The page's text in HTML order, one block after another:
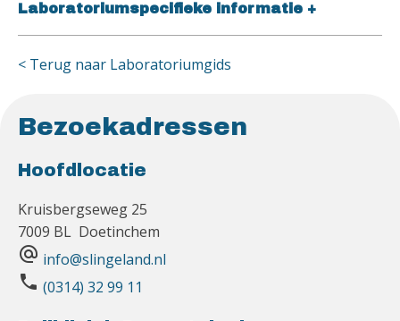
Laboratoriumspecifieke informatie +
< Terug naar Laboratoriumgids
Bezoekadressen
Hoofdlocatie
Kruisbergseweg 25
7009 BL Doetinchem
alternate_email info@slingeland.nl
phone (0314) 32 99 11